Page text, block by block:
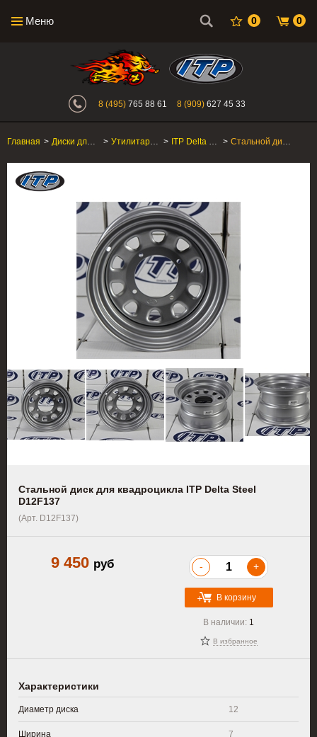
Меню 0 0
Интернет-магазин "Поросенок".
8 (495) 765 88 61 8 (909) 627 45 33
Главная > Диски для квадроцикла > Утилитарные ATV/SxS > ITP Delta Steel > Стальной диск для квадроцикла ITP Delta Steel D12F137
Стальной диск для квадроцикла ITP Delta Steel
D12F137
(Арт. D12F137)
9 450 руб - +
В корзину
В наличии: 1
В избранное
Характеристики
Диаметр диска 12
Ширина 7